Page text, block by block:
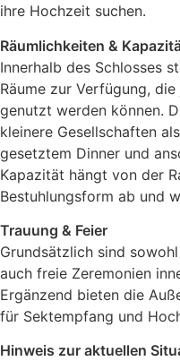
ihre Hochzeit suchen.
Räumlichkeiten &
Innerhalb des Schlosses
Räume zur Verfügung,
genutzt werden können.
kleinere Gesellschaften
gesetztem Dinner und
Kapazität hängt von der
Bestuhlungsform ab und
Trauung & Feier
Grundsätzlich sind
auch freie Zeremonien
Ergänzend bieten die
für Sektempfang und
Hinweis zur aktuellen